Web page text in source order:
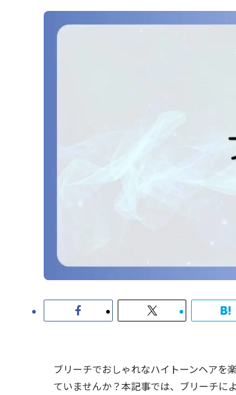
ブリーチでおしゃれなハイトーンヘア
ていませんか？本記事では、ブリーチに